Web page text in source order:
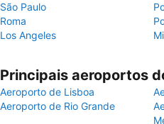
São Paulo
Roma
Los Angeles
Principais aeroportos
Aeroporto de Lisboa
Aeroporto de Rio Grande